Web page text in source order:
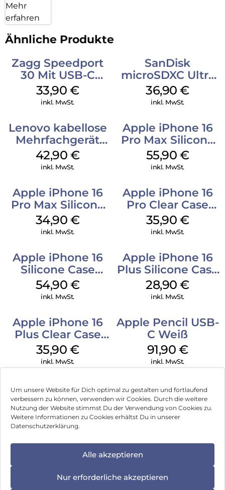
Um unsere Website für Dich optimal zu gestalten und fortlaufend
verbessern zu können, verwenden wir Cookies. Durch die weitere
Nutzung der Website stimmst Du der Verwendung von Cookies zu.
Weitere Informationen zu Cookies erhältst Du in unserer
Datenschutzerklärung.
Alle akzeptieren
Nur erforderliche akzeptieren
Mehr
erfahren
Ähnliche Produkte
Zagg Speedport
30 Mit USB-C
Kabel Weiß
33,90 €
inkl. MwSt.
SanDisk
microSDXC Ultra
128 GB + Adapter
Mobile
36,90€
inkl. MwSt.
Lenovo kabellose
Mehrfachgerät
Luna Grey
42,90 €
inkl. MwSt.
Apple iPhone 16
Pro Max Silicone
Case MagSafe
Stone Gray
55,90 €
inkl. MwSt.
Apple iPhone 16
Pro Max Silicone
Case MagSafe
Denim
34,90 €
inkl. MwSt.
Apple iPhone 16
Pro Clear Case
MagSafe
Transparent
35,90 €
inkl. MwSt.
Apple iPhone 16
Silicone Case
MagSafe Lake
Green
54,90 €
inkl. MwSt.
Apple iPhone 16
Plus Silicone Case
MagSafe Black
28,90€
inkl. MwSt.
Apple iPhone 16
Plus Clear Case
MagSafe
Transparent
35,90 €
inkl. MwSt.
Apple Pencil USB-
C Weiß
91,90 €
inkl. MwSt.
Impressum